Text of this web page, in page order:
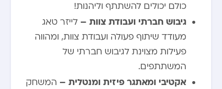
כולם יכולים להשתתף וליהנות!
גיבוש חברתי ועבודת צוות – לייזר טאג
מעודד שיתוף פעולה ועבודת צוות, ומהווה
פעילות מצוינת לגיבוש חברתי של
המשתתפים.
אקטיבי ומאתגר פיזית ומנטלית – המשחק